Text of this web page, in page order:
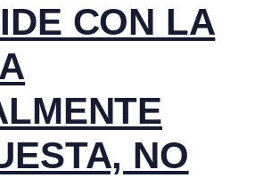
CON LA
NO